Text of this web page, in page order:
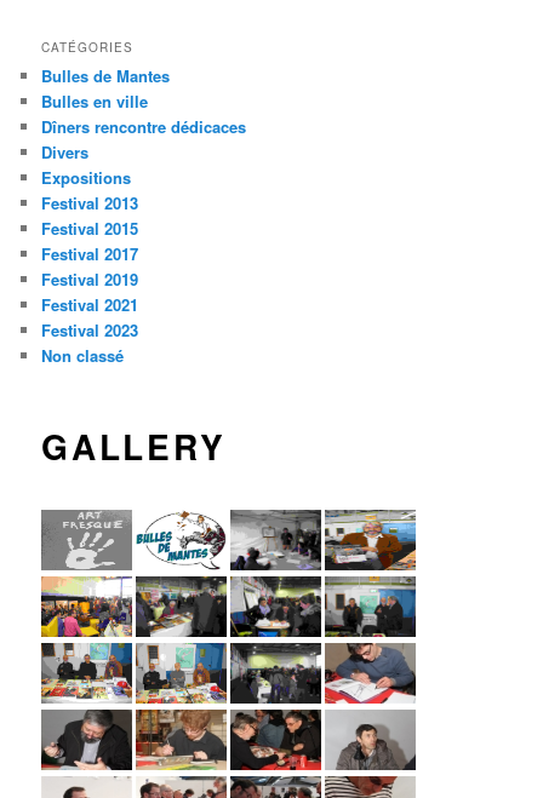
CATÉGORIES
Bulles de Mantes
Bulles en ville
Dîners rencontre dédicaces
Divers
Expositions
Festival 2013
Festival 2015
Festival 2017
Festival 2019
Festival 2021
Festival 2023
Non classé
GALLERY